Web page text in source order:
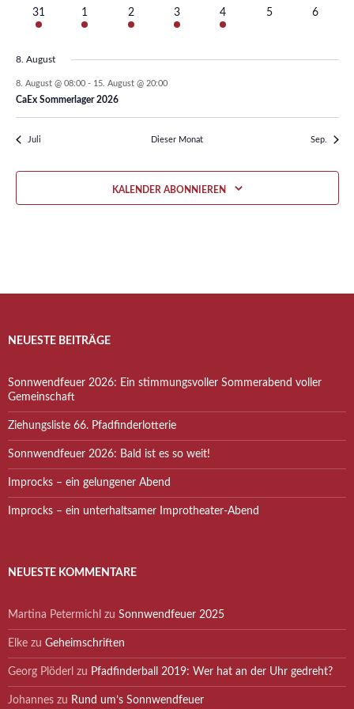
1
Veranstaltung
31
1
Veranstaltung
1
1
Veranstaltung
2
1
Veranstaltung
3
1
Veranstaltung
4
0
5
0
6
8. August
8. August @ 08:00- 15. August @ 20:00
CaEx Sommerlager 2026
Juli Dieser Monat Sep.
KALENDER ABONNIEREN
NEUESTE BEITRÄGE
Sonnwendfeuer 2026: Ein stimmungsvoller Sommerabend voller
Gemeinschaft
Ziehungsliste 66. Pfadfinderlotterie
Sonnwendfeuer 2026: Bald ist es so weit!
Improcks – ein gelungener Abend
Improcks – ein unterhaltsamer Improtheater-Abend
NEUESTE KOMMENTARE
Martina Petermichl zu Sonnwendfeuer 2025
Elke zu Geheimschriften
Georg Plöderl zu Pfadfinderball 2019: Wer hat an der Uhr gedreht?
Johannes zu Rund um’s Sonnwendfeuer